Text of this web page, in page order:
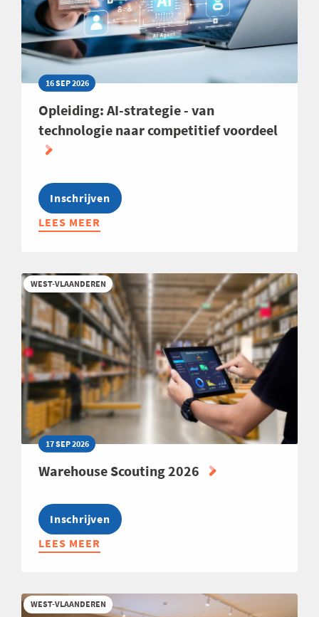
16 SEP 2026
Opleiding: AI-strategie - van
technologie naar competitief voordeel
Inschrijven
LEES MEER
ABOUT
STRATEGIE
-
VAN
TECHNOLOGIE
NAAR
COMPETITIEF
VOORDEEL
WEST-VLAANDEREN
17 SEP 2026
Warehouse Scouting 2026
Inschrijven
LEES MEER
ABOUT
2026
WEST-VLAANDEREN